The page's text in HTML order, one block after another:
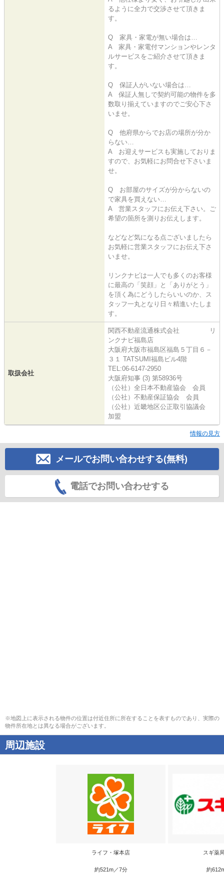
るように全力で交渉させて頂きま
す。
Q 家具・家電が無い場合は…
A 家具・家電付マンションやレンタ
ルサービスをご紹介させて頂きま
す。
Q 保証人がいない場合は…
A 保証人無しで契約可能の物件を多
数取り揃えていますのでご安心下さ
いませ。
Q 他府県からでお店の場所が分か
らない…
A お迎えサービスも実施しておりま
すので、お気軽にお問合せ下さいま
せ。
Q お部屋のサイズが分からないの
で家具を買えない…
A 営業スタッフにお伝え下さい。ご
希望の箇所を測りお伝えします。
などなど気になる点ございましたら
お気軽に営業スタッフにお伝え下さ
いませ。
リンクナビは一人でも多くのお客様
に最高の「笑顔」と「ありがとう」
を頂く為にどうしたらいいのか、ス
タッフ一丸となり日々精進いたしま
す。
取扱会社
関西不動産流通株式会社 リ
ンクナビ福島店
大阪府大阪市福島区福島５丁目６－
３１ TATSUMI福島ビル4階
TEL:06-6147-2950
大阪府知事 (3) 第58936号
（公社）全日本不動産協会 会員
（公社）不動産保証協会 会員
（公社）近畿地区公正取引協議会
加盟
情報の見方
メールでお問い合わせする(無料)
電話でお問い合わせする
※地図上に表示される物件の位置は付近住所に所在することを表すものであり、実際の
物件所在地とは異なる場合がございます。
周辺施設
ライフ・塚本店
約521m／7分
スギ薬
約